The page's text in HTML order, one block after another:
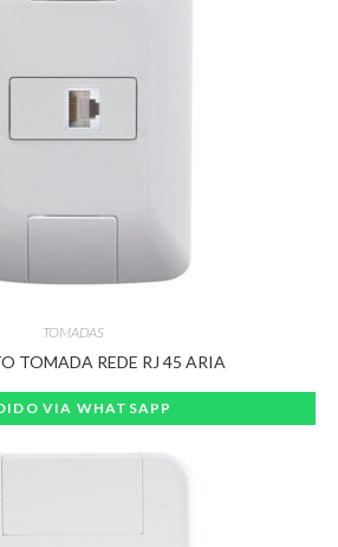
TOMADAS
TOMADA REDE RJ 45 ARIA
VIA WHATSAPP